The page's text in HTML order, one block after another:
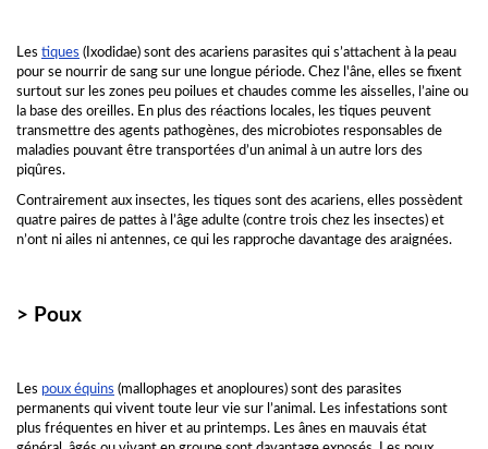
Les tiques (Ixodidae) sont des acariens parasites qui s’attachent à la peau
pour se nourrir de sang sur une longue période. Chez l'âne, elles se fixent
surtout sur les zones peu poilues et chaudes comme les aisselles, l’aine ou
la base des oreilles. En plus des réactions locales, les tiques peuvent
transmettre des agents pathogènes, des microbiotes responsables de
maladies pouvant être transportées d’un animal à un autre lors des
piqûres.
Contrairement aux insectes, les tiques sont des acariens, elles possèdent
quatre paires de pattes à l’âge adulte (contre trois chez les insectes) et
n’ont ni ailes ni antennes, ce qui les rapproche davantage des araignées.
> Poux
Les poux équins (mallophages et anoploures) sont des parasites
permanents qui vivent toute leur vie sur l’animal. Les infestations sont
plus fréquentes en hiver et au printemps. Les ânes en mauvais état